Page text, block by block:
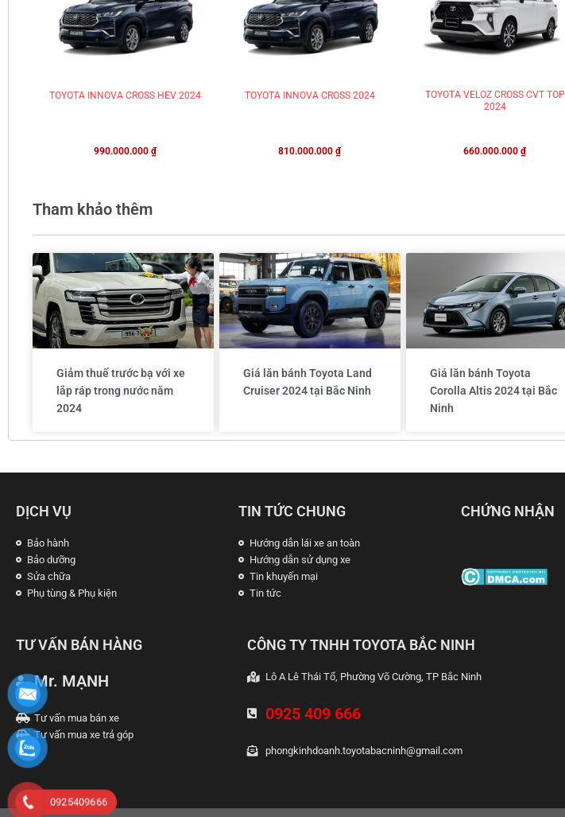
TOYOTA INNOVA CROSS HEV 2024
990.000.000 ₫
TOYOTA INNOVA CROSS 2024
810.000.000₫
TOYOTA VELOZ CROSS CVT TOP
2024
660.000.000₫
Tham khảo thêm
Giảm thuế trước bạ với xe
lắp ráp trong nước năm
2024
Giá lăn bánh Toyota Land
Cruiser 2024 tại Bắc Ninh
Giá lăn bánh Toyota
Corolla Altis 2024 tại Bắc
Ninh
DỊCH VỤ
Bảo hành
Bảo dưỡng
Sửa chữa
Phụ tùng & Phụ kiện
TIN TỨC CHUNG
Hướng dẫn lái xe an toàn
Hướng dẫn sử dụng xe
Tin khuyến mại
Tin tức
CHỨNG NHẬN
TƯ VẤN BÁN HÀNG
Mr. MẠNH
Tư vấn mua bán xe
Tư vấn mua xe trả góp
CÔNG TY TNHH TOYOTA BẮC NINH
Lô A Lê Thái Tổ, Phường Võ Cường, TP Bắc Ninh
0925 409 666
phongkinhdoanh.toyotabacninh@gmail.com
0925409666